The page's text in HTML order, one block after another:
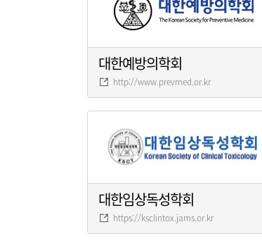
대한예방의학회
http://www.prevmed.or.kr
대한임상독성학회
https://ksclintox.jams.or.kr